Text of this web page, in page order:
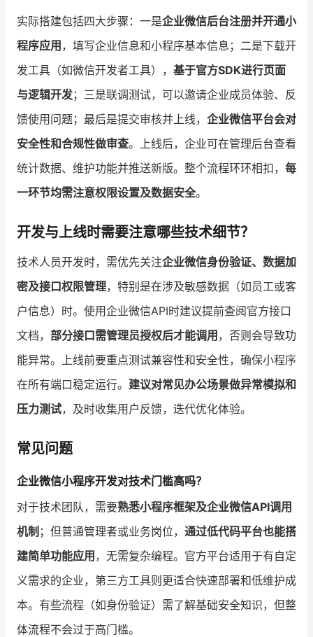
实际搭建包括四大步骤：一是企业微信后台注册并开通小
程序应用，填写企业信息和小程序基本信息；二是下载开
发工具（如微信开发者工具）， 基于官方SDK进行页面
与逻辑开发；三是联调测试，可以邀请企业成员体验、反
馈使用问题；最后是提交审核并上线， 企业微信平台会对
安全性和合规性做审查。上线后，企业可在管理后台查看
统计数据、维护功能并推送新版。整个流程环环相扣， 每
一环节均需注意权限设置及数据安全。
开发与上线时需要注意哪些技术细节？
技术人员开发时，需优先关注企业微信身份验证、数据加
密及接口权限管理，特别是在涉及敏感数据（如员工或客
户信息）时。使用企业微信API时建议提前查阅官方接口
文档， 部分接口需管理员授权后才能调用，否则会导致功
能异常。上线前要重点测试兼容性和安全性，确保小程序
在所有端口稳定运行。 建议对常见办公场景做异常模拟和
压力测试，及时收集用户反馈，迭代优化体验。
常见问题
企业微信小程序开发对技术门槛高吗？
对于技术团队，需要熟悉小程序框架及企业微信API调用
机制 ；但普通管理者或业务岗位， 通过低代码平台也能搭
建简单功能应用，无需复杂编程。官方平台适用于有自定
义需求的企业，第三方工具则更适合快速部署和低维护成
本。有些流程（如身份验证）需了解基础安全知识，但整
体流程不会过于高门槛。